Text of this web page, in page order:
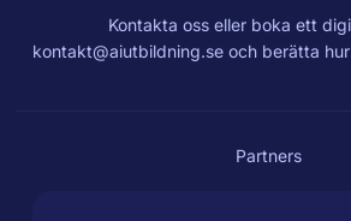
Kontakta oss eller boka ett
kontakt@aiutbildning.se och berätta
Partners